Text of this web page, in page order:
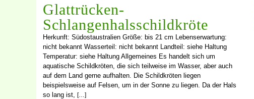
Glattrücken-
Schlangenhalsschildkröte
Herkunft: Südostaustralien Größe: bis 21 cm Lebenserwartung:
nicht bekannt Wasserteil: nicht bekannt Landteil: siehe Haltung
Temperatur: siehe Haltung Allgemeines Es handelt sich um
aquatische Schildkröten, die sich teilweise im Wasser, aber auch
auf dem Land gerne aufhalten. Die Schildkröten liegen
beispielsweise auf Felsen, um in der Sonne zu liegen. Da der Hals
so lang ist, […]